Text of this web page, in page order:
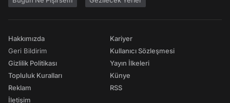
Hakkımızda
Geri Bildirim
Gizlilik Politikası
Topluluk Kuralları
Reklam
İletişim
Kariyer
Kullanıcı Sözleşmesi
Yayın İlkeleri
Künye
RSS